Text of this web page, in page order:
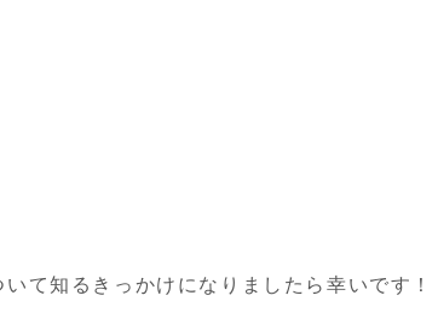
て知るきっかけになりましたら幸いです！